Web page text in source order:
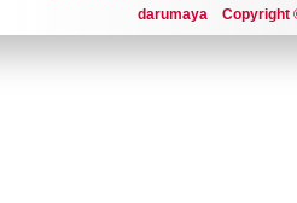
darumaya Copyright